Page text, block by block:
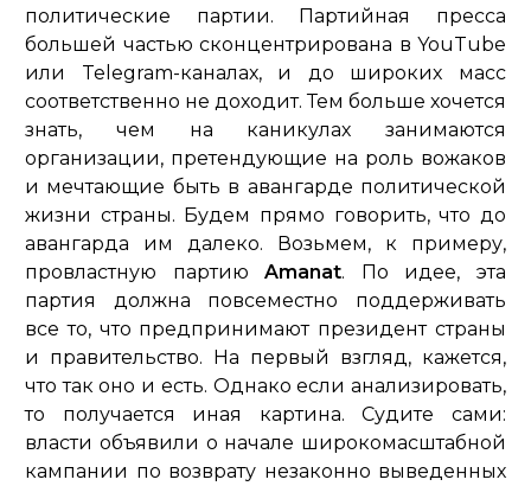
политические партии. Партийная пресса
большей частью сконцентрирована в YouTube
или Telegram-каналах, и до широких масс
соответственно не доходит. Тем больше хочется
знать, чем на каникулах занимаются
организации, претендующие на роль вожаков
и мечтающие быть в авангарде политической
жизни страны. Будем прямо говорить, что до
авангарда им далеко. Возьмем, к примеру,
провластную партиюAmanat. По идее, эта
партия должна повсеместно поддерживать
все то, что предпринимают президент страны
и правительство. На первый взгляд, кажется,
что так оно и есть. Однако если анализировать,
то получается иная картина. Судите сами:
власти объявили о начале широкомасштабной
кампании по возврату незаконно выведенных